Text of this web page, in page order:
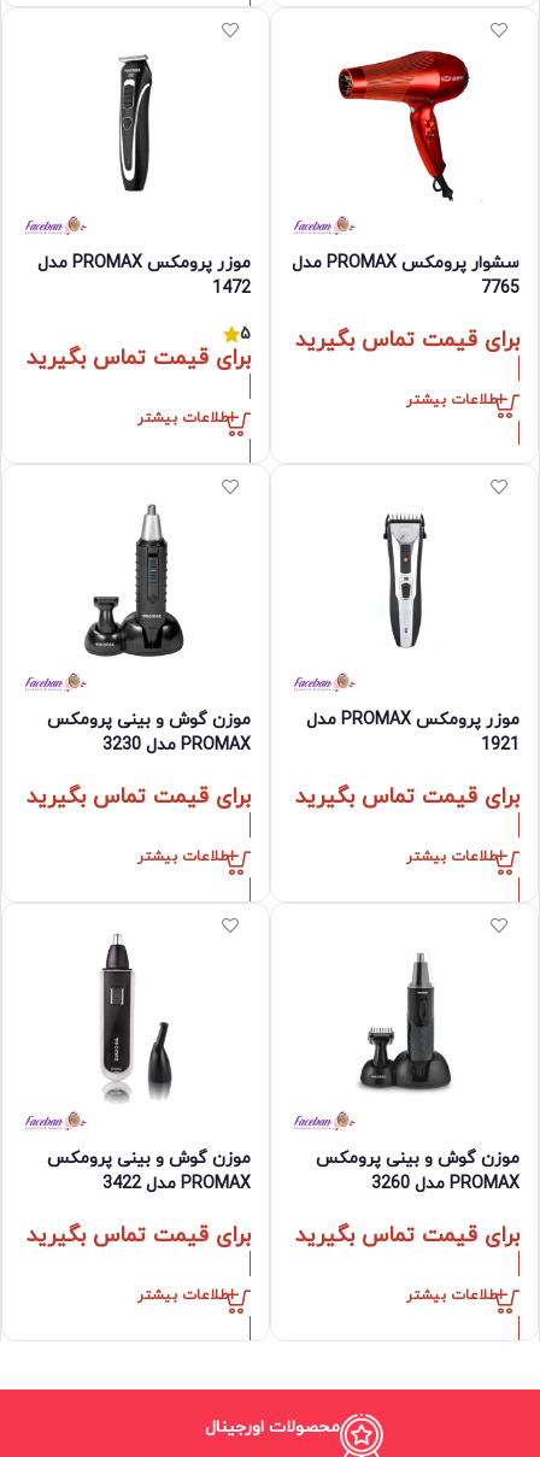
سشوار پرومکس PROMAX مدل
7765
برای قیمت تماس بگیرید
اطلاعات بیشتر
موزر پرومکس PROMAX مدل
1472
5
برای قیمت تماس بگیرید
اطلاعات بیشتر
موزر پرومکس PROMAX مدل
1921
برای قیمت تماس بگیرید
اطلاعات بیشتر
موزن گوش و بینی پرومکس
PROMAX مدل 3230
برای قیمت تماس بگیرید
اطلاعات بیشتر
موزن گوش و بینی پرومکس
PROMAX مدل 3260
برای قیمت تماس بگیرید
اطلاعات بیشتر
موزن گوش و بینی پرومکس
PROMAX مدل 3422
برای قیمت تماس بگیرید
اطلاعات بیشتر
محصولات اورجینال